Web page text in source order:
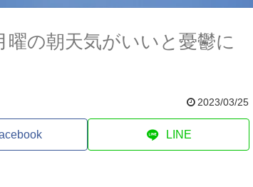
の朝天気がいいと憂鬱に
2023/03/25
LINE